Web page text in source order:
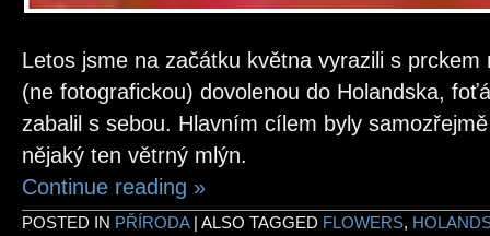
Letos jsme na začátku května vyrazili s prckem
(ne fotografickou) dovolenou do Holandska,
zabalil s sebou. Hlavním cílem byly
nějaký ten větrný mlýn.
Continue reading »
POSTED IN PŘÍRODA | ALSO TAGGED FLOWERS,